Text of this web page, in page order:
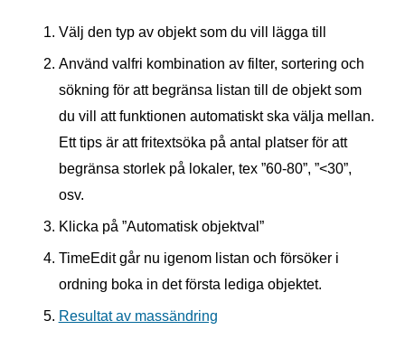
Välj den typ av objekt som du vill lägga till
Använd valfri kombination av filter, sortering och
sökning för att begränsa listan till de objekt som
du vill att funktionen automatiskt ska välja mellan.
Ett tips är att fritextsöka på antal platser för att
begränsa storlek på lokaler, tex ”60-80”, ”<30”,
osv.
Klicka på ”Automatisk objektval”
TimeEdit går nu igenom listan och försöker i
ordning boka in det första lediga objektet.
Resultat av massändring